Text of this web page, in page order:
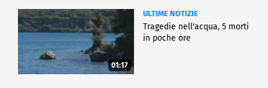
01:17
ULTIME NOTIZIE
Tragedie nell'acqua, 5 morti
in poche ore